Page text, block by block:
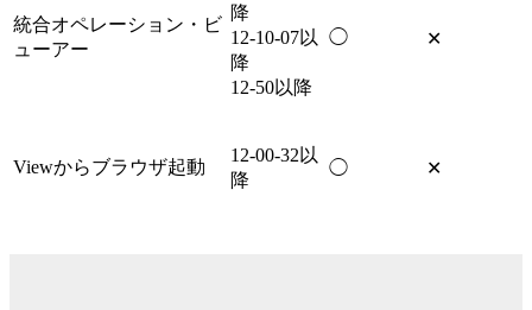
統合オペレーション・ビ
ューアー
降
12-10-07以
降
12-50以降
◯ ✕
Viewからブラウザ起動
12-00-32以
降
◯ ✕